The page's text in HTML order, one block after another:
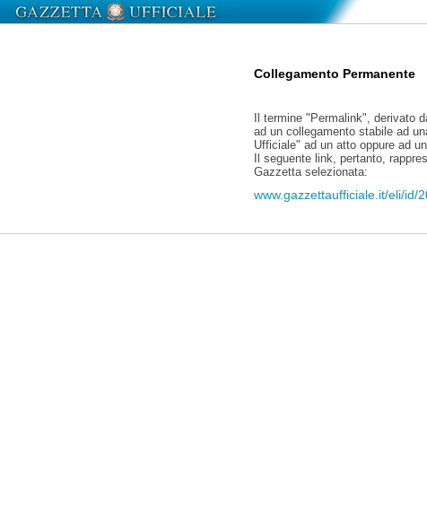
Collegamento Permanente
Il termine "Permalink", derivato
ad un collegamento stabile ad
Ufficiale" ad un atto oppure ad
Il seguente link, pertanto,
Gazzetta selezionata:
www.gazzettaufficiale.it/eli/id/